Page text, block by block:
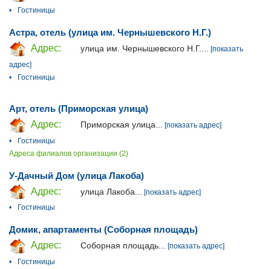
•
Гостиницы
Астра, отель (улица им. Чернышевского Н.Г.)
Адрес:
улица им. Чернышевского Н.Г....
[показать
адрес]
•
Гостиницы
Арт, отель (Приморская улица)
Адрес:
Приморская улица...
[показать адрес]
•
Гостиницы
Адреса филиалов организации (2)
У-Дачный Дом (улица Лакоба)
Адрес:
улица Лакоба...
[показать адрес]
•
Гостиницы
Домик, апартаменты (Соборная площадь)
Адрес:
Соборная площадь... [показать адрес]
•
Гостиницы